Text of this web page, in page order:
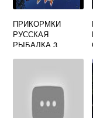
ПРИКОРМКИ
РУССКАЯ
РЫБАЛКА 3